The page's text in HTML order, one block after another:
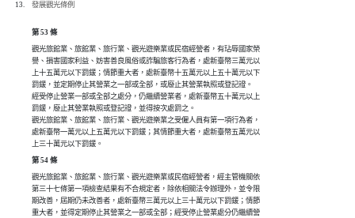
發展觀光條例
第 53 條
觀光旅館業、旅館業、旅行業、觀光遊樂業或民宿經營者，有玷辱國家榮
譽、損害國家利益、妨害善良風俗或詐騙旅客行為者，處新臺幣三萬元以
上十五萬元以下罰鍰；情節重大者，處新臺幣十五萬元以上五十萬元以下
罰鍰，並定期停止其營業之一部或全部，或廢止其營業執照或登記證。
經受停止營業一部或全部之處分，仍繼續營業者，處新臺幣五十萬元以上
罰鍰，廢止其營業執照或登記證，並得按次處罰之。
觀光旅館業、旅館業、旅行業、觀光遊樂業之受僱人員有第一項行為者，
處新臺幣一萬元以上五萬元以下罰鍰；其情節重大者，處新臺幣五萬元以
上三十萬元以下罰鍰。
第 54 條
觀光旅館業、旅館業、旅行業、觀光遊樂業或民宿經營者，經主管機關依
第三十七條第一項檢查結果有不合規定者，除依相關法令辦理外，並令限
期改善，屆期仍未改善者，處新臺幣三萬元以上三十萬元以下罰鍰；情節
重大者，並得定期停止其營業之一部或全部；經受停止營業處分仍繼續營